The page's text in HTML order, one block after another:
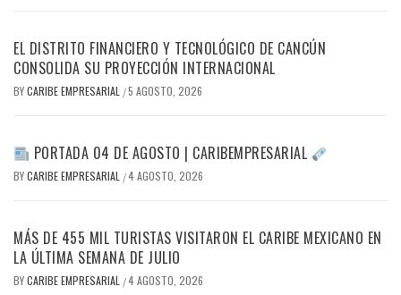
EL DISTRITO FINANCIERO Y TECNOLÓGICO DE CANCÚN
CONSOLIDA SU PROYECCIÓN INTERNACIONAL
BYCARIBE EMPRESARIAL /5 AGOSTO, 2026
PORTADA 04 DE AGOSTO | CARIBEMPRESARIAL
BYCARIBE EMPRESARIAL /4 AGOSTO, 2026
MÁS DE 455 MIL TURISTAS VISITARON EL CARIBE MEXICANO EN
LA ÚLTIMA SEMANA DE JULIO
BYCARIBE EMPRESARIAL /4 AGOSTO, 2026